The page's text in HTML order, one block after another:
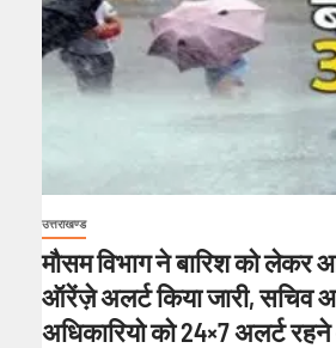
उत्तराखण्ड
मौसम विभाग ने बारिश को
ऑरेंज़े अलर्ट किया जारी, सचिव
अधिकारियो को 24×7 अलर्ट